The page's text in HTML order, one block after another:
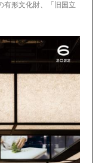
形文化財、「旧国立